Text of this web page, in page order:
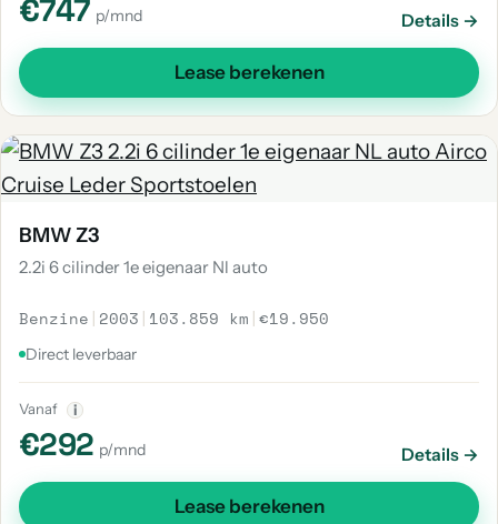
€747 p/mnd Details →
Lease berekenen
BMW Z3
2.2i 6 cilinder 1e eigenaar Nl auto
Benzine | 2003 | 103.859 km |€19.950
Direct leverbaar
Vanaf i
€292 p/mnd Details →
Lease berekenen